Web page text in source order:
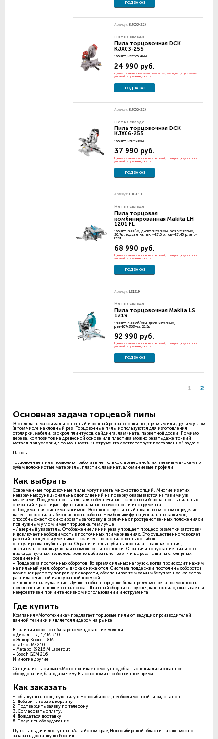
ПОД ЗАКАЗ
Артикул: KJX03-255
Нет на складе
Пила торцовочная DCK
KJX03-255
1650Вт, 255*25.4мм
24 990 руб.
Цена не является окончательной, точную цену и сроки
уточняйте у менеджера
ПОД ЗАКАЗ
Артикул: KJX06-255
Нет на складе
Пила торцовочная DCK
KJX06-255
1650Вт, 250*30мм
37 990 руб.
Цена не является окончательной, точную цену и сроки
уточняйте у менеджера
ПОД ЗАКАЗ
Артикул: LH1201FL
Нет на складе
Пила торцовая
комбинированная Makita LH
1201 FL
1650Вт, 3800\м, дискф305х30мм, рез-95х155мм,
20.7кг, подсветка, накл-45\0гр, пов-45\45гр, anti-
rest
68 990 руб.
Цена не является окончательной, точную цену и сроки
уточняйте у менеджера
ПОД ЗАКАЗ
Артикул: LS1219
Нет на складе
Пила торцовочная Makita LS
1219
1800Вт, 3200об/мин, диск 305х30мм,
рез-107х363мм, 26.5кг
92 990 руб.
Цена не является окончательной, точную цену и сроки
уточняйте у менеджера
ПОД ЗАКАЗ
1 2
Основная задача торцевой пилы
Это сделать максимально точный и ровный рез заготовки под прямым или другим углом
(в том числе наклонный рез). Торцовочные пилы используются для изготовления
столярки, мебели, раскроя плинтусов, сайдинга, ламината, паркетной доски. Помимо
дерева, композитов на древесной основе или пластика можно резать даже тонкий
металл при условии, что мощность инструмента соответствует поставленной задаче.
Плюсы
Торцовочные пилы позволяют работать не только с древесиной: их пильным дискам по
зубам волокнистые материалы, пластик, ламинат, алюминиевые профили.
Как выбрать
Современные торцовочные пилы могут иметь множество опций. Многие из этих
невзрачных функциональных дополнений на поверку оказываются не такими уж
мелочами. Продуманность в деталях обеспечивает качество и безопасность пильных
операций и расширяет функциональные возможности инструмента.
• Продуманная система зажимов. Этот конструктивный нюанс во многом определяет
качество распила и безопасность работы. Чем больше функциональных зажимов,
способных жестко фиксировать заготовку в различных пространственных положениях и
под нужным углом, имеет торцовка, тем лучше.
• Лазерный указатель. Отображение линии реза упрощает процесс разметки заготовки
и исключает необходимость в постоянных примериваниях. Это существенно ускоряет
рабочий процесс и уменьшает количество распиловочных ошибок.
• Регулировка глубины реза. Ограничитель глубины пропила — важная опция,
значительно расширяющая возможности торцовки. Ограничив опускание пильного
диска до нужных пределов, можно выбирать четверти и вырезать шипы столярных
соединений.
• Поддержка постоянных оборотов. Во время сильных нагрузок, когда происходит нажим
на пильный узел, обороты диска снижаются. Система поддержки постоянных оборотов
компенсирует эту поправку в скорости, обеспечивая тем самым безупречное качество
распила с чистой и аккуратной кромкой.
• Внешнее пылеудаление. Лучше чтобы в торцовке была предусмотрена возможность
подключения внешнего пылесоса. Штатный сборник стружки, как правило, оказывается
неэффективен при интенсивном использовании инструмента.
Где купить
Компания «Мототехника» предлагает торцовые пилы от ведущих производителей
данной техники и является лидером на рынке.
В наличии хорошо себя зарекомендовавшие модели:
• Диолд ПТД-1,4М-210
• Энкор Корвет-8M
• Patriot MS 210
• Metabo KS 216 M Lasercut
• Bosch GCM 216
И многие другие
Специалисты фирмы «Мототехника» помогут подобрать специализированное
оборудование, благодаря чему Вы сэкономите собственное время!
Как заказать
Чтобы купить торцевую пилу в Новосибирске, необходимо пройти ряд этапов:
1. Добавить товар в корзину.
2. Подтвердить заявку по телефону.
3. Согласовать оплату.
4. Дождаться доставку.
5. Получить оборудование.
Пункты выдачи доступны в Алтайском крае, Новосибирской области. Так же можно
заказать доставку по России.